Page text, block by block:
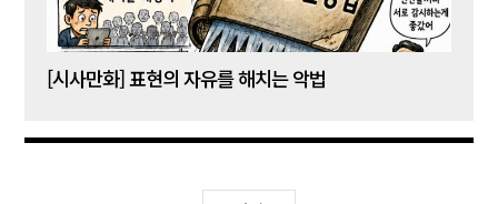
[시사만화] 표현의 자유를 해치는 악법